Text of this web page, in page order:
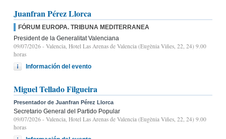
Juanfran Pérez Llorca
FÓRUM EUROPA. TRIBUNA MEDITERRANEA
President de la Generalitat Valenciana
09/07/2026 - Valencia, Hotel Las Arenas de Valencia (Eugènia Viñes, 22, 24) 9.00
horas
Información del evento
Miguel Tellado Filgueira
Presentador de Juanfran Pérez Llorca
Secretario General del Partido Popular
09/07/2026 - Valencia, Hotel Las Arenas de Valencia (Eugènia Viñes, 22, 24) 9.00
horas